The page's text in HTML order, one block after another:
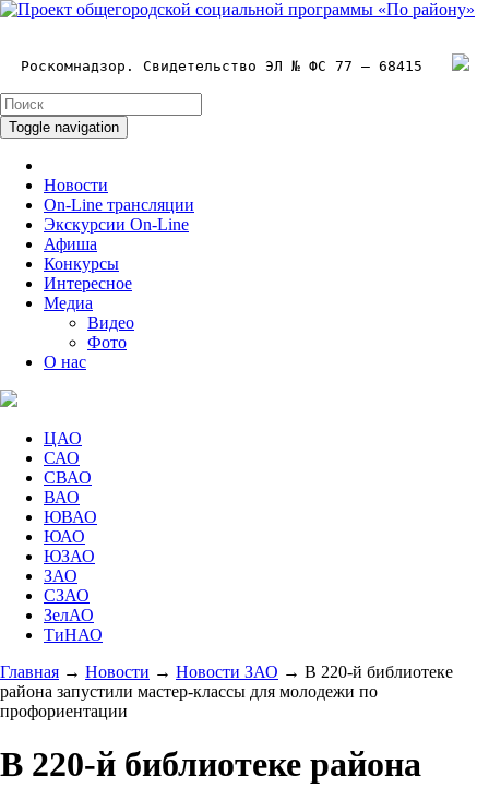
Роскомнадзор. Свидетельство ЭЛ № ФС 77 – 68415
Toggle navigation
Новости
On-Line трансляции
Экскурсии On-Line
Афиша
Конкурсы
Интересное
Медиа
Видео
Фото
О нас
ЦАО
САО
СВАО
ВАО
ЮВАО
ЮАО
ЮЗАО
ЗАО
СЗАО
ЗелАО
ТиНАО
Главная → Новости → Новости ЗАО → В 220-й библиотеке
района запустили мастер-классы для молодежи по
профориентации
В 220-й библиотеке района